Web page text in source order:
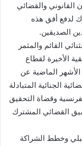
القانوني والقضائي
لدفع أفق هذه
الصديقين.
القائم والمثمر
الأخيرة لقطاع
الماضية عن
الجنائية المتبادلة
وقضاة التحقيق
القضائي المشترك
وخطط الشراكة